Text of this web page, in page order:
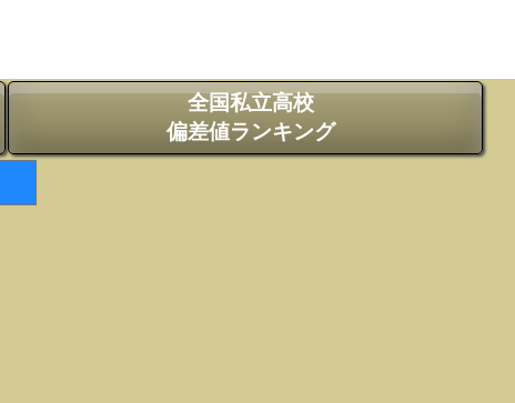
全国私立高校
偏差値ランキング